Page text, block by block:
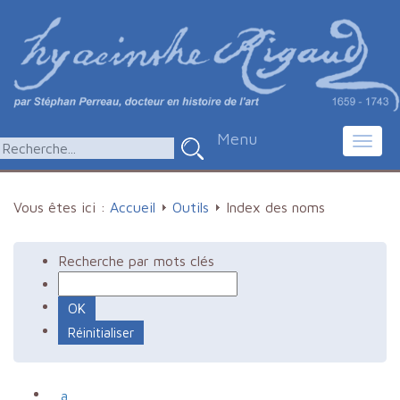
Menu
Vous êtes ici : Accueil Outils Index des noms
Recherche par mots clés
a